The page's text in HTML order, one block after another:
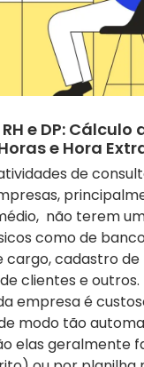
e DP: Cálculo
e Hora
de
não terem
como de
cargo, cadastro de
clientes e outros.
empresa é
modo tão
elas geralmente